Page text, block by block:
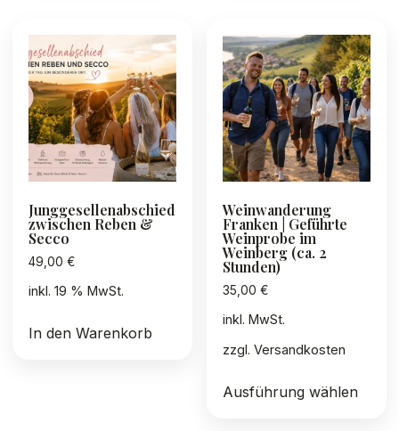
Junggesellenabschied
zwischen Reben &
Secco
49,00 €
inkl. 19 % MwSt.
In den Warenkorb
Weinwanderung
Franken | Geführte
Weinprobe im
Weinberg (ca. 2
Stunden)
35,00€
inkl. MwSt.
zzgl.Versandkosten
Ausführung wählen